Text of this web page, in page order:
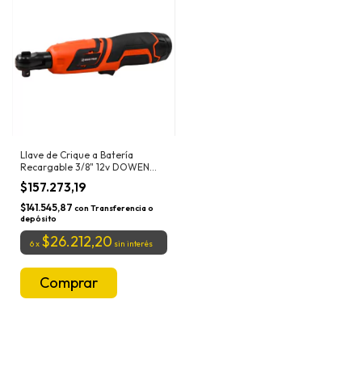
Llave de Crique a Batería
Recargable 3/8" 12v DOWEN
PAGIO
$157.273,19
$141.545,87 con Transferencia o
depósito
6x $26.212,20 sin interés